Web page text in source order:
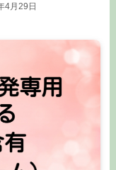
4月29日